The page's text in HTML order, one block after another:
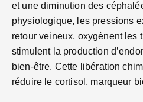
et une diminution des
physiologique, les pressions
retour veineux, oxygènent les
stimulent la production
bien-être. Cette libération
réduire le cortisol, marqueur